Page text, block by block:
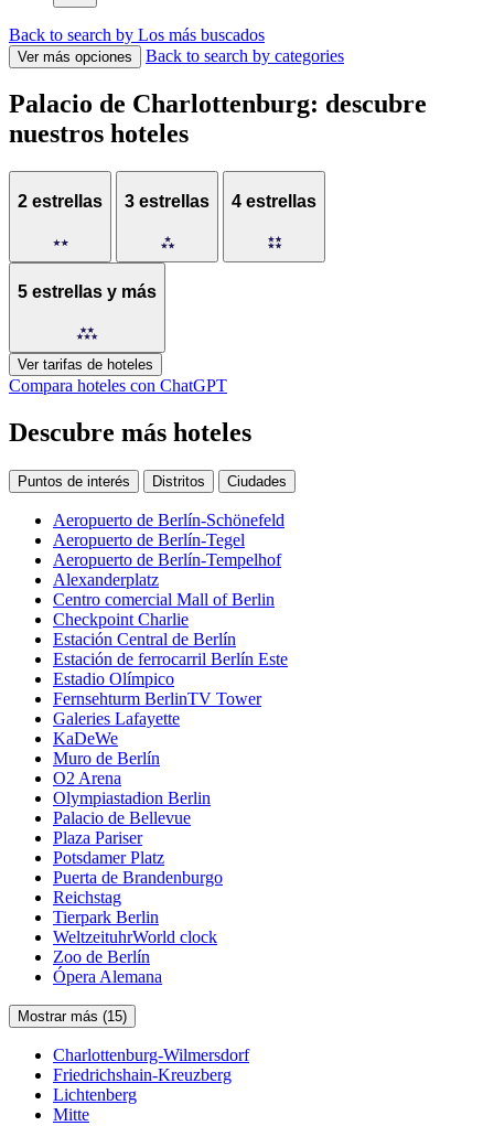
Back to search by Los más buscados
Ver más opciones Back to search by categories
Palacio de Charlottenburg: descubre
nuestros hoteles
2 estrellas 3 estrellas 4 estrellas
5 estrellas y más
Ver tarifas de hoteles
Compara hoteles con ChatGPT
Descubre más hoteles
Puntos de interés Distritos Ciudades
Aeropuerto de Berlín-Schönefeld
Aeropuerto de Berlín-Tegel
Aeropuerto de Berlín-Tempelhof
Alexanderplatz
Centro comercial Mall of Berlin
Checkpoint Charlie
Estación Central de Berlín
Estación de ferrocarril Berlín Este
Estadio Olímpico
Fernsehturm BerlinTV Tower
Galeries Lafayette
KaDeWe
Muro de Berlín
O2 Arena
Olympiastadion Berlin
Palacio de Bellevue
Plaza Pariser
Potsdamer Platz
Puerta de Brandenburgo
Reichstag
Tierpark Berlin
WeltzeituhrWorld clock
Zoo de Berlín
Ópera Alemana
Mostrar más (15)
Charlottenburg-Wilmersdorf
Friedrichshain-Kreuzberg
Lichtenberg
Mitte